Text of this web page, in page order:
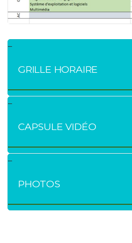
GRILLE HORAIRE
CAPSULE VIDÉO
PHOTOS